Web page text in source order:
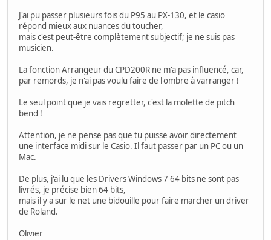
J'ai pu passer plusieurs fois du P95 au PX-130, et le casio
répond mieux aux nuances du toucher,
mais c'est peut-être complètement subjectif; je ne suis pas
musicien.
La fonction Arrangeur du CPD200R ne m'a pas influencé, car,
par remords, je n'ai pas voulu faire de l'ombre à varranger !
Le seul point que je vais regretter, c'est la molette de pitch
bend !
Attention, je ne pense pas que tu puisse avoir directement
une interface midi sur le Casio. Il faut passer par un PC ou un
Mac.
De plus, j'ai lu que les Drivers Windows 7 64 bits ne sont pas
livrés, je précise bien 64 bits,
mais il y a sur le net une bidouille pour faire marcher un driver
de Roland.
Olivier